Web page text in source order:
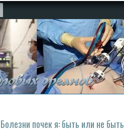
Болезни почек я: быть или не быть